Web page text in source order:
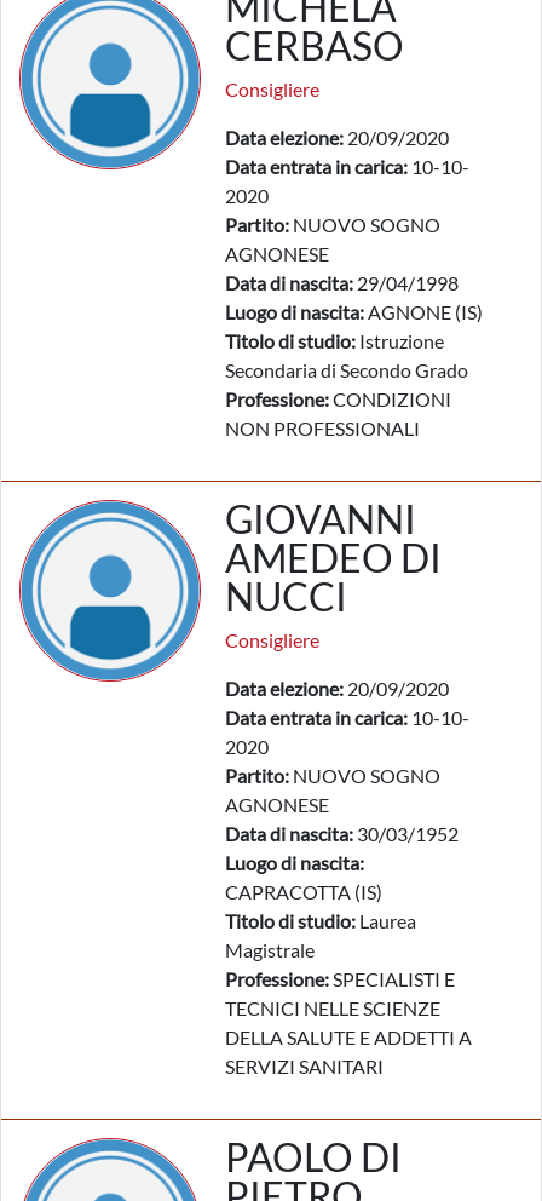
CERBASO
Consigliere
Data elezione: 20/09/2020
Data entrata in carica: 10-10-
2020
Partito: NUOVO SOGNO
AGNONESE
Data di nascita: 29/04/1998
Luogo di nascita:AGNONE (IS)
Titolo di studio: Istruzione
Secondaria di Secondo Grado
Professione:CONDIZIONI
NON PROFESSIONALI
GIOVANNI
AMEDEO DI
NUCCI
Consigliere
Data elezione: 20/09/2020
Data entrata in carica: 10-10-
2020
Partito: NUOVO SOGNO
AGNONESE
Data di nascita: 30/03/1952
Luogo di nascita:
CAPRACOTTA (IS)
Titolo di studio: Laurea
Magistrale
Professione:SPECIALISTI E
TECNICI NELLE SCIENZE
DELLA SALUTE E ADDETTI A
SERVIZI SANITARI
PAOLO DI